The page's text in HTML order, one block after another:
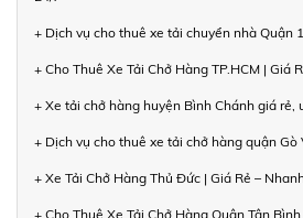
+ Dịch vụ cho thuê xe tải chuyển nhà Quận
+ Cho Thuê Xe Tải Chở Hàng TP.HCM | Giá
+ Xe tải chở hàng huyện Bình Chánh giá rẻ,
+ Dịch vụ cho thuê xe tải chở hàng quận Gò
+ Xe Tải Chở Hàng Thủ Đức | Giá Rẻ –
+ Cho Thuê Xe Tải Chở Hàng Quận Tân